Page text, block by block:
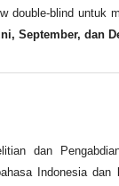
double-blind untuk
September, dan
dan
Indonesia dan